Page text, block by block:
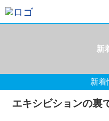
新
新着
エキシビションの裏